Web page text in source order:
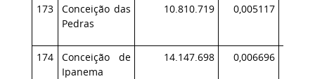
173
Conceição das
Pedras
10.810.719 0,005117
174
Conceição de
Ipanema
14.147.698 0,006696